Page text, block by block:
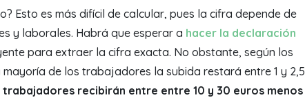
Esto es más difícil de calcular, pues la cifra depende de
y laborales. Habrá que esperar a hacer la declaración
para extraer la cifra exacta. No obstante, según los
de los trabajadores la subida restará entre 1 y 2,5
trabajadores recibirán entre entre 10 y 30 euros menos